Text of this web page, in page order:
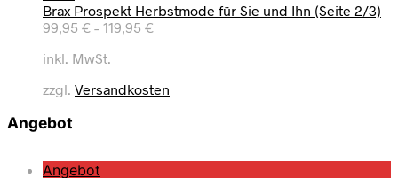
Brax Prospekt Herbstmode für Sie und Ihn (Seite 2/3)
99,95 € – 119,95 €
inkl. MwSt.
zzgl. Versandkosten
Angebot
Angebot